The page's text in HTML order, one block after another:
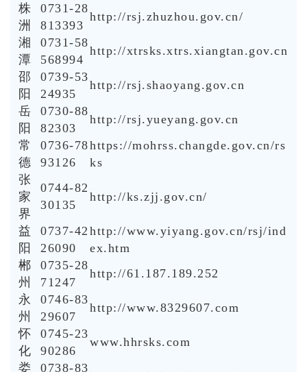
株
洲
0731-28
813393
http://rsj.zhuzhou.gov.cn/
湘
潭
0731-58
568994
http://xtrsks.xtrs.xiangtan.gov.cn
邵
阳
0739-53
24935
http://rsj.shaoyang.gov.cn
岳
阳
0730-88
82303
http://rsj.yueyang.gov.cn
常
德
0736-78
93126
https://mohrss.changde.gov.cn/rs
ks
张
家
界
0744-82
30135
http://ks.zjj.gov.cn/
益
阳
0737-42
26090
http://www.yiyang.gov.cn/rsj/ind
ex.htm
郴
州
0735-28
71247
http://61.187.189.252
永
州
0746-83
29607
http://www.8329607.com
怀
化
0745-23
90286
www.hhrsks.com
娄
0738-83